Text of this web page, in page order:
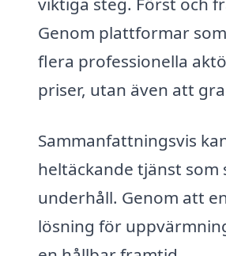
Genom plattformar
flera professionella
priser, utan även att
Sammanfattningsvis
heltäckande tjänst
underhåll. Genom att
lösning för